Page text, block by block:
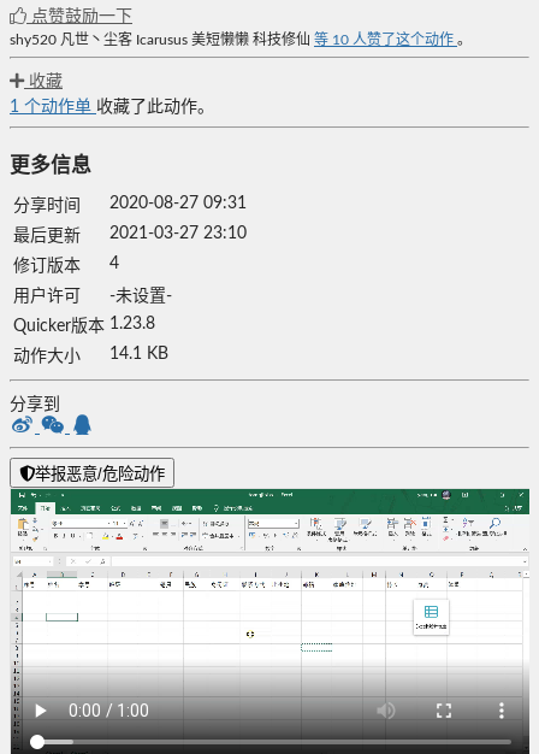
点赞鼓励一下
shy520 凡世丶尘客 Icarusus 美短懒懒 科技修仙 等 10 人赞了这个动作 。
收藏
1 个动作单 收藏了此动作。
更多信息
分享时间
2020-08-27 09:31
最后更新
2021-03-27 23:10
修订版本
4
用户许可
-未设置-
Quicker版本 1.23.8
动作大小
14.1 KB
分享到
举报恶意/危险动作